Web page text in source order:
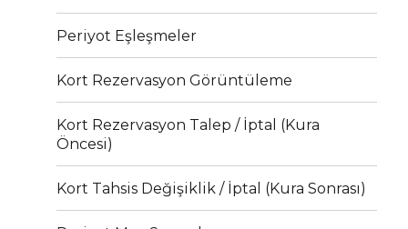
Periyot Eşleşmeler
Kort Rezervasyon Görüntüleme
Kort Rezervasyon Talep / İptal (Kura
Öncesi)
Kort Tahsis Değişiklik / İptal (Kura Sonrası)